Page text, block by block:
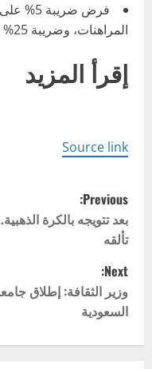
فرض
المراهنات، وضريبة 25% على أرباح هذه المكاتب.
إقرأ المزيد
Source link
P
o
s
t
n
Previous:
بعد تتويجه بالكرة
تألقه
Next:
وزير الثقافة: إطلاق
السعودية